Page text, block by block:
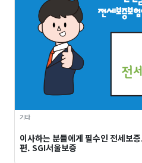
기타
이사하는 분들에게 필수인 전세보
편. SGI서울보증